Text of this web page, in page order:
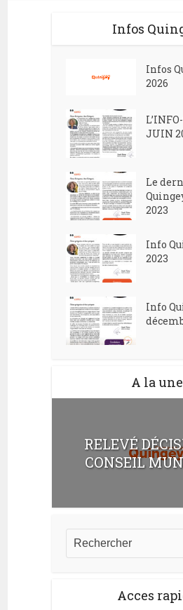
Infos
Infos
2026
JUIN
Le
2023
Info
2023
Info
A la une
RELEVÉ
CONSEIL
Acces